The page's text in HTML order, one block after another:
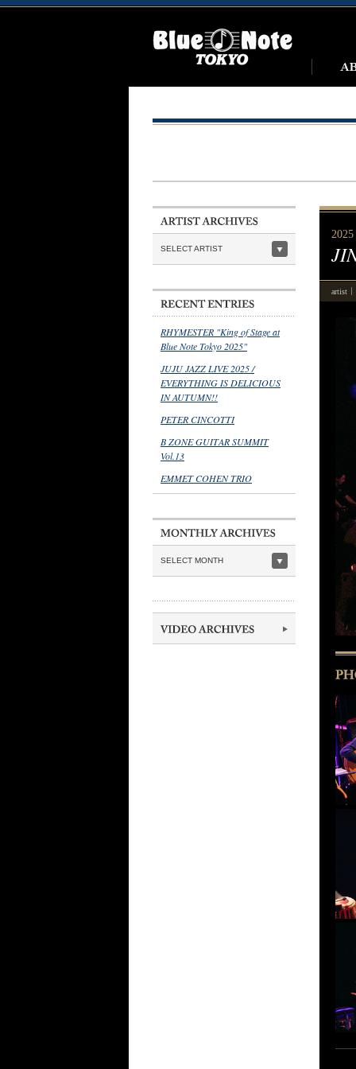
SELECT ARTIST
RHYMESTER "King of Stage at
Blue Note Tokyo 2025"
JUJU JAZZ LIVE 2025 /
EVERYTHING IS DELICIOUS
IN AUTUMN!!
PETER CINCOTTI
B ZONE GUITAR SUMMIT
Vol.13
EMMET COHEN TRIO
SELECT MONTH
2025
artist